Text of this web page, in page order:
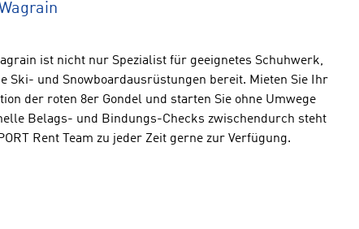
ist nicht nur Spezialist für geeignetes Schuhwerk,
Ski- und Snowboardausrüstungen bereit. Mieten Sie Ihr
der roten 8er Gondel und starten Sie ohne Umwege
Belags- und Bindungs-Checks zwischendurch steht
Rent Team zu jeder Zeit gerne zur Verfügung.